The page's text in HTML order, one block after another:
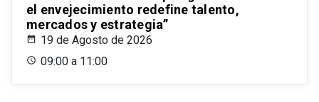
el envejecimiento redefine talento,
mercados y estrategia”
19 de Agosto de 2026
09:00 a 11:00